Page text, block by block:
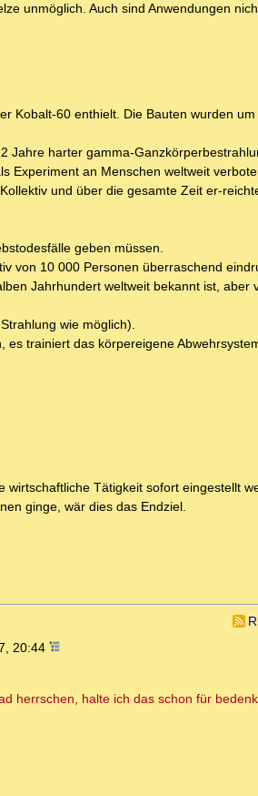
unmöglich. Auch sind Anwendungen
Kobalt-60 enthielt. Die Bauten wurden
Jahre harter gamma-
Experiment an Menschen weltweit
und über die gesamte Zeit er-
geben müssen.
von 10 000 Personen überraschend
Jahrhundert weltweit bekannt ist, aber
wie möglich).
trainiert das körpereigene
Tätigkeit sofort eingestellt
ginge, wär dies das Endziel.
20:44
herrschen, halte ich das schon für